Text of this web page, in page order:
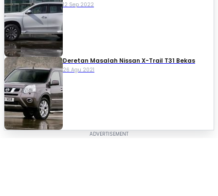
12 Sep 2022
Deretan Masalah Nissan X-Trail T31 Bekas
26 Agu 2021